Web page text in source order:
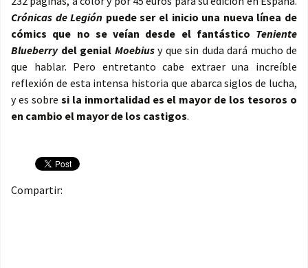
Crónicas de Legión puede ser el inicio una nueva línea de
cómics que no se veían desde el fantástico Teniente
Blueberrydel genial Moebiusy que sin duda dará mucho de
que hablar. Pero entretanto cabe extraer una increíble
reflexión de esta intensa historia que abarca siglos de lucha,
y es sobre si la inmortalidad es el mayor de los tesoros o
en cambio el mayor de los castigos.
Compartir: